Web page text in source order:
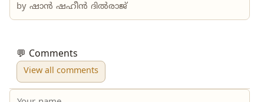
by ഷാൻ ഷഹീൻ ദിൽരാജ്
💬 Comments
View all comments